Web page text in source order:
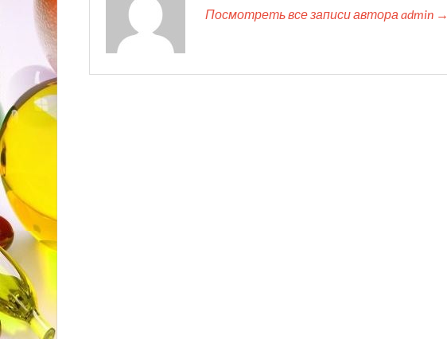
Посмотреть все записи автора admin →